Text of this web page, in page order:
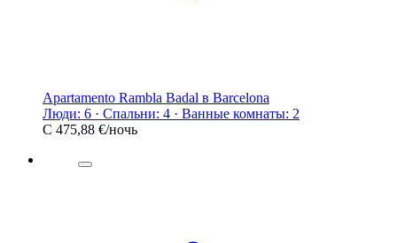
Apartamento Rambla Badal в Barcelona
Люди: 6 · Спальни: 4 · Ванные комнаты: 2
С 475,88 €/ночь